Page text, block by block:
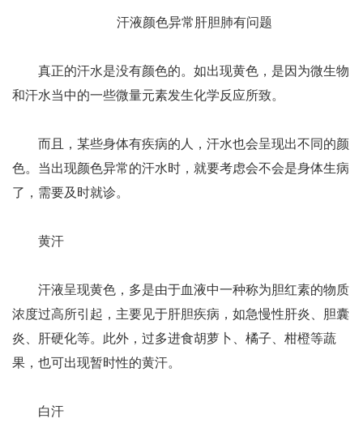
汗液颜色异常肝胆肺有问题
真正的汗水是没有颜色的。如出现黄色，是因为微生物
和汗水当中的一些微量元素发生化学反应所致。
而且，某些身体有疾病的人，汗水也会呈现出不同的颜
色。当出现颜色异常的汗水时，就要考虑会不会是身体生病
了，需要及时就诊。
黄汗
汗液呈现黄色，多是由于血液中一种称为胆红素的物质
浓度过高所引起，主要见于肝胆疾病，如急慢性肝炎、胆囊
炎、肝硬化等。此外，过多进食胡萝卜、橘子、柑橙等蔬
果，也可出现暂时性的黄汗。
白汗